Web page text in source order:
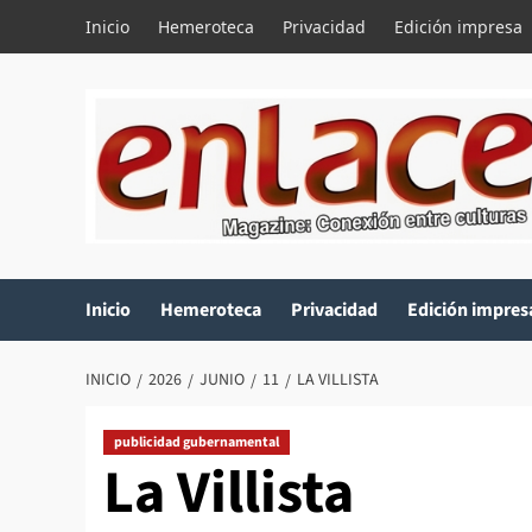
Inicio Hemeroteca Privacidad Edición impresa
Inicio Hemeroteca Privacidad Edición
INICIO 2026 JUNIO 11 LA VILLISTA
publicidad gubernamental
La Villista